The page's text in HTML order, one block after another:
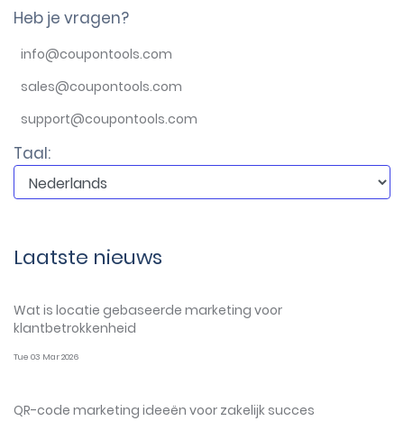
Heb je vragen?
info@coupontools.com
sales@coupontools.com
support@coupontools.com
Taal:
Laatste nieuws
Wat is locatie gebaseerde marketing voor
klantbetrokkenheid
Tue 03 Mar 2026
QR-code marketing ideeën voor zakelijk succes